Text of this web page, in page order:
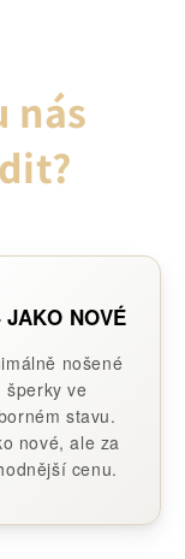
nás
NOVÉ
nošené
šperky ve
stavu.
nové, ale za
cenu.